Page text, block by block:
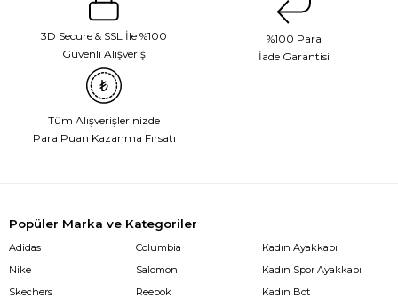
3D Secure & SSL İle %100
Güvenli Alışveriş
%100 Para
İade Garantisi
Tüm Alışverişlerinizde
Para Puan Kazanma Fırsatı
Popüler Marka ve Kategoriler
Adidas
Nike
Skechers
Columbia
Salomon
Reebok
Kadın Ayakkabı
Kadın Spor Ayakkabı
Kadın Bot